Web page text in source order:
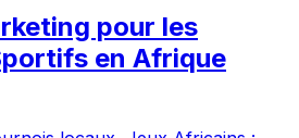
pour les
en Afrique